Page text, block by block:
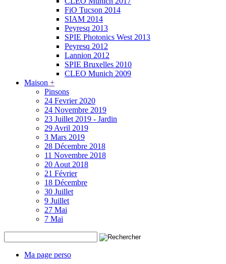
FiO Tucson 2014
SIAM 2014
Peyresq 2013
SPIE Photonics West 2013
Peyresq 2012
Lannion 2012
SPIE Bruxelles 2010
CLEO Munich 2009
Maison +
Pinsons
24 Fevrier 2020
24 Novembre 2019
23 Juillet 2019 - Jardin
29 Avril 2019
3 Mars 2019
28 Décembre 2018
11 Novembre 2018
20 Aout 2018
21 Février
18 Décembre
30 Juillet
9 Juillet
27 Mai
7 Mai
Ma page perso